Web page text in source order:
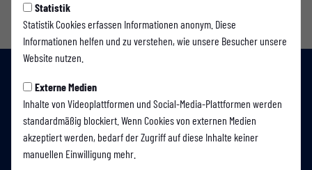
Statistik
Statistik Cookies erfassen Informationen anonym. Diese
Informationen helfen und zu verstehen, wie unsere Besucher unsere
Website nutzen.
Externe Medien
Inhalte von Videoplattformen und Social-Media-Plattformen werden
standardmäßig blockiert. Wenn Cookies von externen Medien
akzeptiert werden, bedarf der Zugriff auf diese Inhalte keiner
manuellen Einwilligung mehr.